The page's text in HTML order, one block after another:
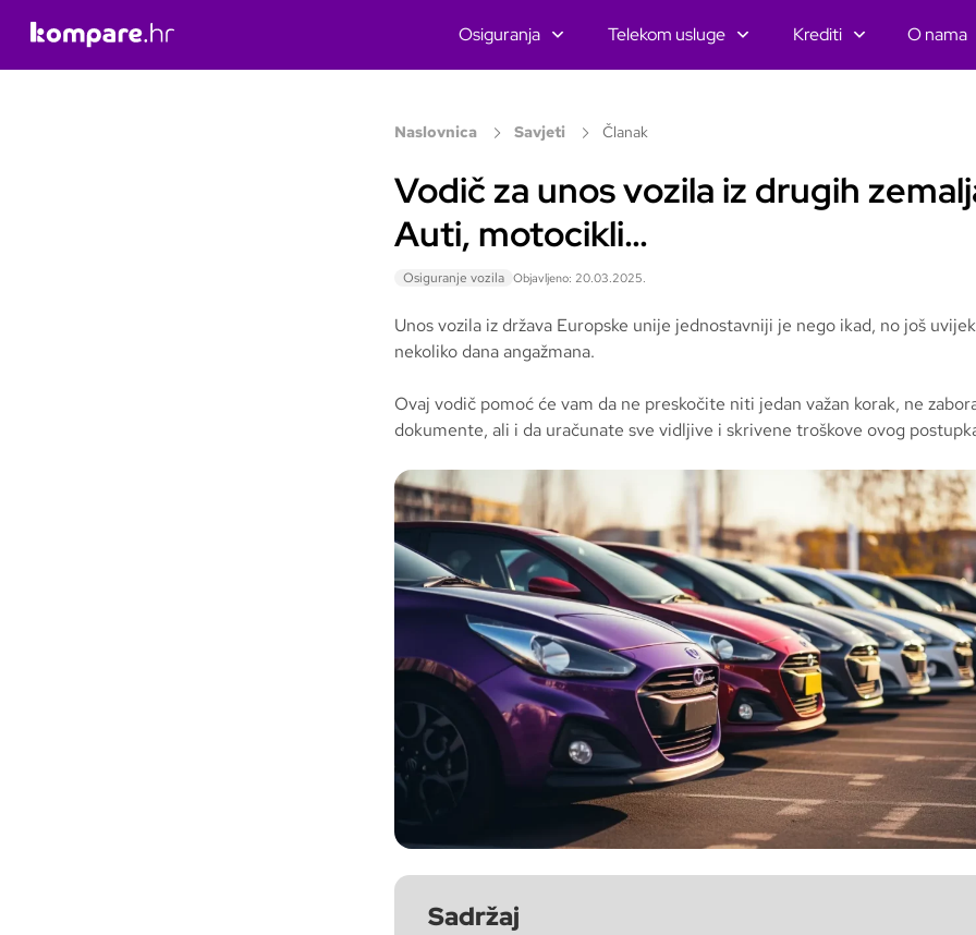
Osiguranja Telekom usluge Krediti O nama
Naslovnica Savjeti Članak
Vodič za unos vozila iz drugih
Auti, motocikli…
Osiguranje vozila Objavljeno: 20.03.2025.
Unos vozila iz država Europske unije jednostavniji je nego ikad, no još
nekoliko dana angažmana.
Ovaj vodič pomoć će vam da ne preskočite niti jedan važan korak, ne
dokumente, ali i da uračunate sve vidljive i skrivene troškove ovog
Sadržaj